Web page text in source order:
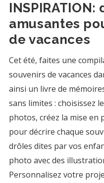
INSPIRATION:
amusantes
de vacances
Cet été, faites une
souvenirs de vacances
ainsi un livre de
sans limites : choisissez
photos, créez la mise en
pour décrire chaque
drôles dites par vos
photo avec des
Personnalisez votre